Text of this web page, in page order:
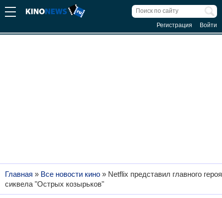
Регистрация Войти
Главная » Все новости кино » Netflix представил главного героя
сиквела "Острых козырьков"